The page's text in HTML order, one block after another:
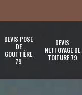
DEVIS POSE
DE
GOUTTIÈRE
79
DEVIS
NETTOYAGE DE
TOITURE 79